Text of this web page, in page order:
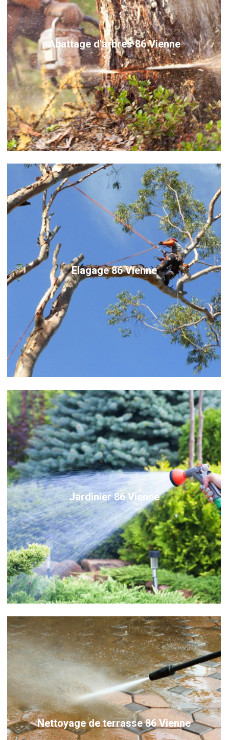
Abattage d'arbres 86 Vienne
Elagage 86 Vienne
Jardinier 86 Vienne
Nettoyage de terrasse 86 Vienne